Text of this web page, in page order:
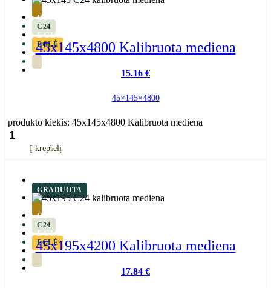
C24
EGLĖ
C24
EGLĖ
45x145x4800 Kalibruota mediena
15.16 €
45×145×4800
produkto kiekis: 45x145x4800 Kalibruota mediena
Į krepšelį
C24
EGLĖ
GRADUOTA
C24
EGLĖ
45x195x4200 Kalibruota mediena
17.84 €